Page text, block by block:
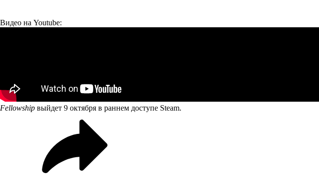
Видео на Youtube:
Fellowship выйдет 9 октября в раннем доступе Steam.